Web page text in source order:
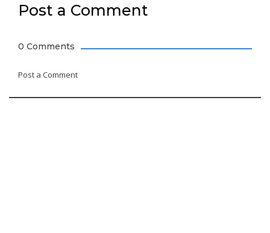
Post a Comment
0 Comments
Post a Comment